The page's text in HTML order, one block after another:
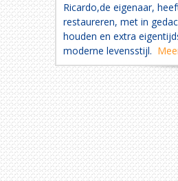
Ricardo,de eigenaar,
restaureren, met in
houden en extra
moderne levensstijl.